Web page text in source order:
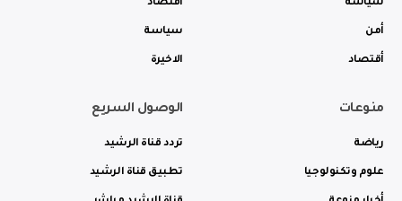
سياسة
أمن
أقتصاد
أقتصاد
سياسة
الاخيرة
منوعات
رياضة
علوم وتكنولوجيا
الوصول السريع
تردد قناة الرشيد
تطبيق قناة الرشيد